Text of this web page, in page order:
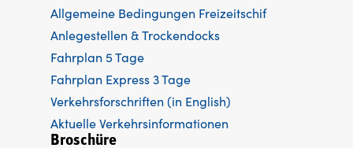
Allgemeine Bedingungen Freizeitschif
Anlegestellen & Trockendocks
Fahrplan 5 Tage
Fahrplan Express 3 Tage
Verkehrsforschriften (in English)
Aktuelle Verkehrsinformationen
Broschüre